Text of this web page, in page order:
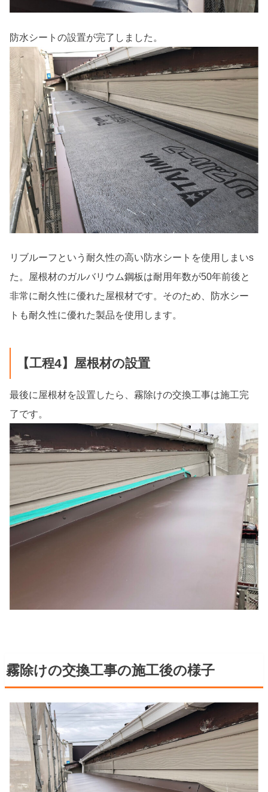
防水シートの設置が完了しました。
リブルーフという耐久性の高い防水シートを使用しまいs
た。屋根材のガルバリウム鋼板は耐用年数が50年前後と
非常に耐久性に優れた屋根材です。そのため、防水シー
トも耐久性に優れた製品を使用します。
【工程4】屋根材の設置
最後に屋根材を設置したら、霧除けの交換工事は施工完
了です。
霧除けの交換工事の施工後の様子